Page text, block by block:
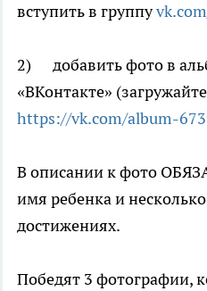
вступить в группу
2) добавить фото в
«ВКонтакте»
https://vk.com/album-
В описании к фото
имя ребенка и
достижениях.
Победят 3 фотографии,